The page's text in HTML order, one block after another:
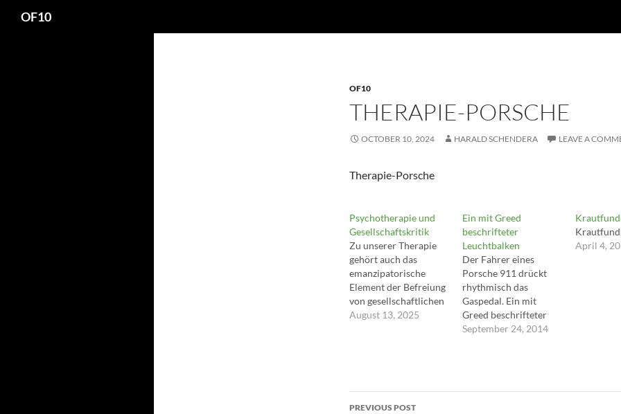
OF10
OF10
THERAPIE-PORSCHE
OCTOBER 10, 2024 HARALD SCHENDERA LEAVE A
Therapie-Porsche
Psychotherapie und
Gesellschaftskritik
Zu unserer Therapie
gehört auch das
emanzipatorische
Element der Befreiung
von gesellschaftlichen
Zwängen und die
August 13, 2025
Ein mit Greed
beschrifteter
Leuchtbalken
Der Fahrer eines
Porsche 911 drückt
rhythmisch das
Gaspedal. Ein mit
Greed beschrifteter
Leuchtbalken neben
September 24, 2014
April 4,
Post
PREVIOUS POST